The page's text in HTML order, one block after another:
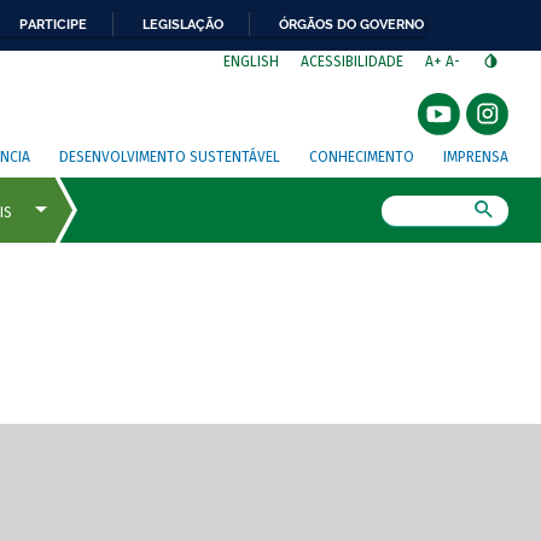
PARTICIPE LEGISLAÇÃO ÓRGÃOS DO GOVERNO
ENGLISH ACESSIBILIDADE A+ A-
DESENVOLVIMENTO SUSTENTÁVEL CONHECIMENTO IMPRENSA
de tela